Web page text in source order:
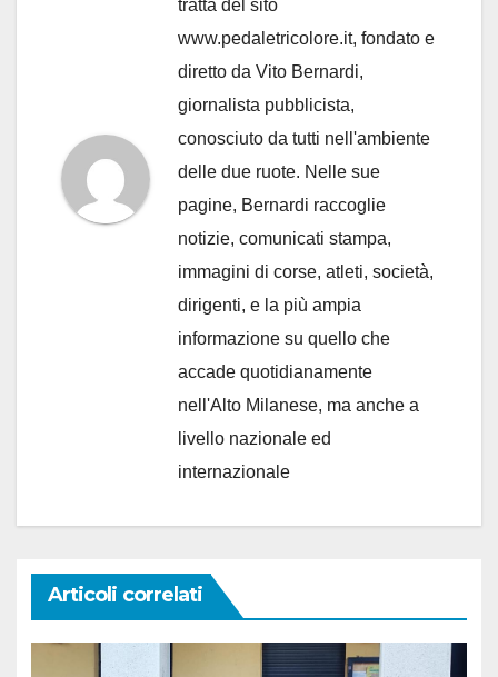
tratta del sito
www.pedaletricolore.it, fondato e
diretto da Vito Bernardi,
giornalista pubblicista,
conosciuto da tutti nell'ambiente
delle due ruote. Nelle sue
pagine, Bernardi raccoglie
notizie, comunicati stampa,
immagini di corse, atleti, società,
dirigenti, e la più ampia
informazione su quello che
accade quotidianamente
nell'Alto Milanese, ma anche a
livello nazionale ed
internazionale
Articoli correlati